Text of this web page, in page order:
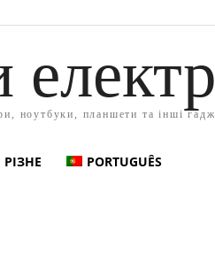
ноутбуки, планшети та інші
РІЗНЕ PORTUGUÊS